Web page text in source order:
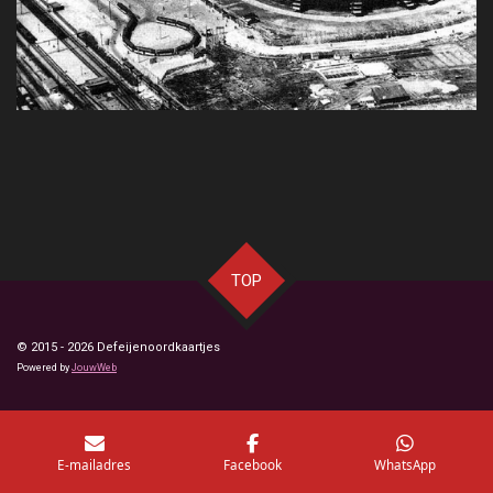
TOP
© 2015 - 2026 Defeijenoordkaartjes
Powered by JouwWeb
E-mailadres Facebook WhatsApp